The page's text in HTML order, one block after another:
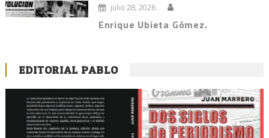
julio 28, 2026
Enrique Ubieta Gómez.
EDITORIAL PABLO